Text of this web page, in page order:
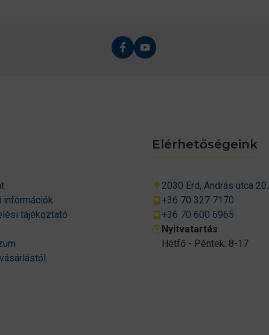
információk
tájékoztató
Elérhetőségeink
2030 Érd, András utca 20.
+36 70 327 7170
+36 70 600 6965
Nyitvatartás
Hétfő - Péntek: 8-17